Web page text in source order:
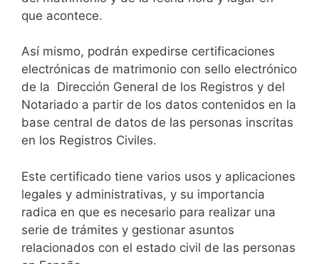
que acontece.
Así mismo, podrán expedirse certificaciones
electrónicas de matrimonio con sello electrónico
de la Dirección General de los Registros y del
Notariado a partir de los datos contenidos en la
base central de datos de las personas inscritas
en los Registros Civiles.
Este certificado tiene varios usos y aplicaciones
legales y administrativas, y su importancia
radica en que es necesario para realizar una
serie de trámites y gestionar asuntos
relacionados con el estado civil de las personas